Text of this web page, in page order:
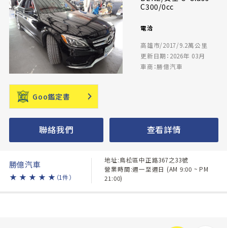
C300/0cc
電洽
高雄市/2017/9.2萬公里
更新日期：2026年 03月
車商：勝億汽車
Goo鑑定書
聯絡我們 查看詳情
勝億汽車
★ ★ ★ ★ ★ （1件）
地址:鳥松區中正路367之33號
營業時間:週一至週日 (AM 9:00 ~ PM
21:00)